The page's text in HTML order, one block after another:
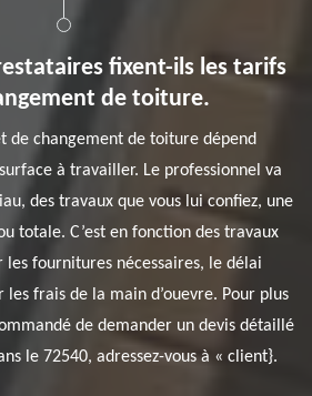
fixent-ils les tarifs
de toiture.
de changement de toiture dépend
à travailler. Le professionnel va
des travaux que vous lui confiez, une
totale. C’est en fonction des travaux
les fournitures nécessaires, le délai
les frais de la main d’ouevre. Pour plus
de demander un devis détaillé
le 72540, adressez-vous à « client}.